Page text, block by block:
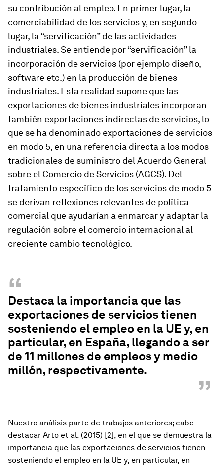
su contribución al empleo. En primer lugar, la
comerciabilidad de los servicios y, en segundo
lugar, la “servificación” de las actividades
industriales. Se entiende por “servificación” la
incorporación de servicios (por ejemplo diseño,
software etc.) en la producción de bienes
industriales. Esta realidad supone que las
exportaciones de bienes industriales incorporan
también exportaciones indirectas de servicios, lo
que se ha denominado exportaciones de servicios
en modo 5, en una referencia directa a los modos
tradicionales de suministro del Acuerdo General
sobre el Comercio de Servicios (AGCS). Del
tratamiento específico de los servicios de modo 5
se derivan reflexiones relevantes de política
comercial que ayudarían a enmarcar y adaptar la
regulación sobre el comercio internacional al
creciente cambio tecnológico.
“
Destaca la importancia que las
exportaciones de servicios tienen
sosteniendo el empleo en la UE y, en
particular, en España, llegando a ser
de 11 millones de empleos y medio
millón, respectivamente.
”
Nuestro análisis parte de trabajos anteriores; cabe
destacar Arto et al. (2015) [2], en el que se demuestra la
importancia que las exportaciones de servicios tienen
sosteniendo el empleo en la UE y, en particular, en